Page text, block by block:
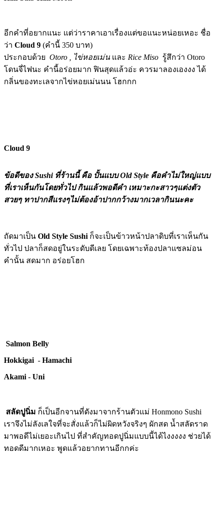
อีกคำที่อยากแนะ แต่ว่าราคาเอาเรื่องแต่ขอแนะหน่อยเหอะ ชื่อ
ว่า Cloud 9 (คำนี้ 350 บาท)
ประกอบด้วย Otoro , ไข่หอยเม่น และ Rice Miso รู้สึกว่า Otoro
โดนจี่ไฟนะ คำนี้อร่อยมาก ฟินสุดแล้วอ่ะ ควรมาลองเองงง ได้
กลิ่นของทะเลจากไข่หอยเม่นนน โฮกกก
Cloud 9
ข้อดีของ Sushi ที่ร้านนี้ คือ ปั้นแบบ Old Style คือคำไม่ใหญ่แบบ
ที่เราเห็นกันโดยทั่วไป กินแล้วพอดีคำ เหมาะกะสาวๆแต่งตัว
สวยๆ ทาปากสีแรงๆไม่ต้องอ้าปากกว้างมากเวลากินนะคะ
ถัดมาเป็น Old Style Sushiก็จะเป็นข้าวหน้าปลาดิบที่เราเห็นกัน
ทั่วไป ปลาก็สดอยู่ในระดับดีเลย โดยเฉพาะท้องปลาแซลม่อน
คำนั้น สดมาก อร่อยโฮก
Salmon Belly
Hokkigai- Hamachi
Akami- Uni
สลัดปูนิ่ม ก็เป็นอีกจานที่ดังมาจากร้านตัวแม่ Honmono Sushi
เราจึงไม่ลังเลใจที่จะสั่งแล้วก็ไม่ผิดหวังจริงๆ ผักสด น้ำสลัดราด
มาพอดีไม่เยอะเกินไป ที่สำคัญทอดปูนิ่มแบบนี้ได้ไงงงงง ช่วยได้
ทอดดีมากเหอะ พูดแล้วอยากทานอีกกค่ะ